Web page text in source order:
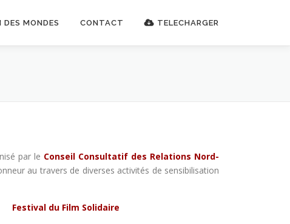
DES MONDES CONTACT TELECHARGER
par le Conseil Consultatif des Relations Nord-
au travers de diverses activités de sensibilisation
Festival du Film Solidaire